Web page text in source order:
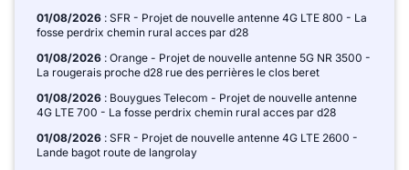
01/08/2026 : SFR - Projet de nouvelle antenne 4G LTE 800 - La
fosse perdrix chemin rural acces par d28
01/08/2026 : Orange - Projet de nouvelle antenne 5G NR 3500 -
La rougerais proche d28 rue des perrières le clos beret
01/08/2026 : Bouygues Telecom - Projet de nouvelle antenne
4G LTE 700 - La fosse perdrix chemin rural acces par d28
01/08/2026 : SFR - Projet de nouvelle antenne 4G LTE 2600 -
Lande bagot route de langrolay